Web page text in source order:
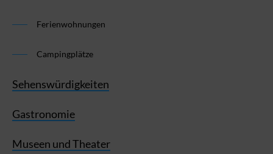
Ferienwohnungen
Campingplätze
Sehenswürdigkeiten
Gastronomie
Museen und Theater